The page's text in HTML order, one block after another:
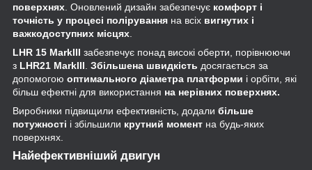
поверхнях . Оновлений дизайн забезпечує комфорт і
точність у процесі полірування на всіх вигнутих і
важкодоступних місцях
LHR 15 MarkIII забезпечує понад високі оберти, порівнюючи
з LHR21 MarkIII Збільшена швидкість досягається за
допомогою оптимального діаметра платформи і орбіти, які
більш ефектні для використання на нерівних поверхнях.
Виробники підвищили ефективність, додали більше
потужності і збільшили крутний момент на будь-яких
поверхнях.
Найефективніший двигун